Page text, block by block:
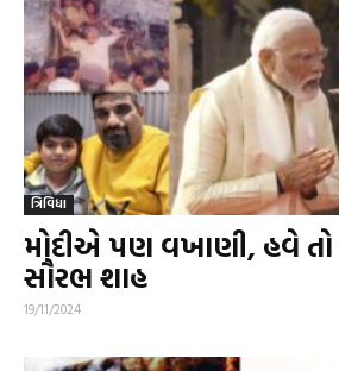
ત્રિવિધા
મોદીએ પણ વખાણી, હવે
સૌરભ શાહ
19/11/2024